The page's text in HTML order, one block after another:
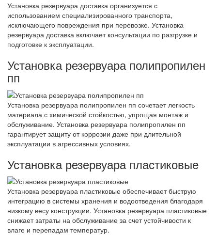
Установка резервуара доставка организуется с
использованием специализированного транспорта,
исключающего повреждения при перевозке. Установка
резервуара доставка включает консультации по разгрузке и
подготовке к эксплуатации.
Установка резервуара полипропилен
пп
Установка резервуара полипропилен пп сочетает легкость
материала с химической стойкостью, упрощая монтаж и
обслуживание. Установка резервуара полипропилен пп
гарантирует защиту от коррозии даже при длительной
эксплуатации в агрессивных условиях.
Установка резервуара пластиковые
Установка резервуара пластиковые обеспечивает быструю
интеграцию в системы хранения и водоотведения благодаря
низкому весу конструкции. Установка резервуара пластиковые
снижает затраты на обслуживание за счет устойчивости к
влаге и перепадам температур.